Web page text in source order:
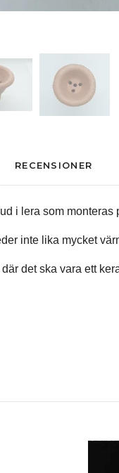
RECENSIONER
i lera som monteras
inte lika mycket
det ska vara ett